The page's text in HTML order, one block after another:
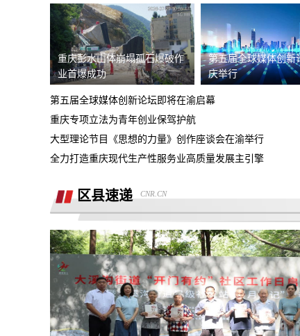
话费充值未到账，平台判商家退款，但商
家不退款也联系不上。
游戏虚假宣传诱导消费，已经严重影响本
人生活
4s店擅自操作导致汽车主机损坏导致需
全款购买吉利银河A7被售抵押车，车辆
被中信银行拖走，钱车两空，吉利总部推
诿不作为
石家庄鹿泉区烂尾楼
退定金10000元
承诺兜底购置税，后续不兜底
熊猫净水器爆炸燃烧
退还诚意金
重庆彭水山体崩塌孤石爆破作
业首爆成功
第五届全球媒体创新
庆举行
第五届全球媒体创新论坛即将在渝启幕
重庆专项立法为青年创业保驾护航
大型理论节目《思想的力量》创作座谈会在渝举行
全力打造重庆现代生产性服务业高质量发展主引擎
区县速递 CNR.CN